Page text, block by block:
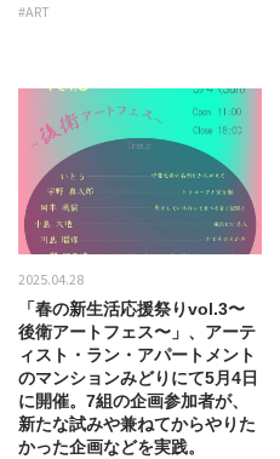
#ART
2025.04.28
「春の新生活応援祭りvol.3〜
後衛アートフェス〜」、アーテ
ィスト・ラン・アパートメント
のマンションみどりにて5月4日
に開催。7組の企画参加者が、
新たな試みや兼ねてからやりた
かった企画などを実践。